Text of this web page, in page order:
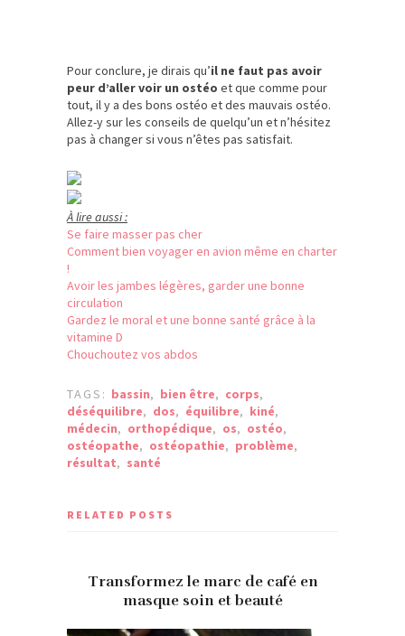
Pour conclure, je dirais qu’il ne faut pas avoir
peur d’aller voir un ostéo et que comme pour
tout, il y a des bons ostéo et des mauvais ostéo.
Allez-y sur les conseils de quelqu’un et n’hésitez
pas à changer si vous n’êtes pas satisfait.
À lire aussi :
Se faire masser pas cher
Comment bien voyager en avion même en charter
!
Avoir les jambes légères, garder une bonne
circulation
Gardez le moral et une bonne santé grâce à la
vitamine D
Chouchoutez vos abdos
TAGS: bassin, bien être, corps,
déséquilibre, dos, équilibre, kiné,
médecin, orthopédique, os, ostéo,
ostéopathe, ostéopathie, problème,
résultat, santé
RELATED POSTS
Transformez le marc de café en
masque soin et beauté